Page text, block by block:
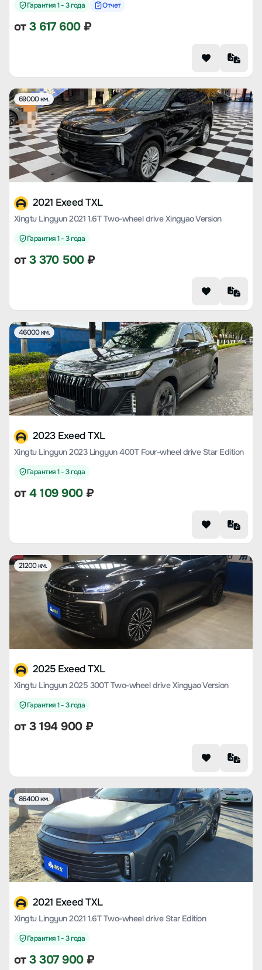
Гарантия 1 - 3 года Отчет
от3 617 600₽
69000 км.
2021 Exeed TXL
Xingtu Lingyun 2021 1.6T Two-wheel drive Xingyao Version
Гарантия 1 - 3 года
от3 370 500₽
46000 км.
2023 Exeed TXL
Xingtu Lingyun 2023 Lingyun 400T Four-wheel drive Star Edition
Гарантия 1 - 3 года
от4 109 900₽
21200 км.
2025 Exeed TXL
Xingtu Lingyun 2025 300T Two-wheel drive Xingyao Version
Гарантия 1 - 3 года
от3 194 900₽
86400 км.
2021 Exeed TXL
Xingtu Lingyun 2021 1.6T Two-wheel drive Star Edition
Гарантия 1 - 3 года
от3 307 900₽